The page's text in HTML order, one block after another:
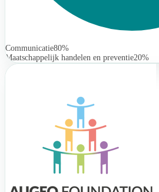
Communicatie80%
Maatschappelijk handelen en preventie20%